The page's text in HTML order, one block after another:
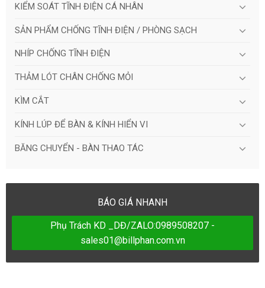
KIỂM SOÁT TĨNH ĐIỆN CÁ NHÂN
SẢN PHẨM CHỐNG TĨNH ĐIỆN / PHÒNG SẠCH
NHÍP CHỐNG TĨNH ĐIỆN
THẢM LÓT CHÂN CHỐNG MỎI
KÌM CẮT
KÍNH LÚP ĐỂ BÀN & KÍNH HIỂN VI
BĂNG CHUYỂN - BÀN THAO TÁC
BÁO GIÁ NHANH
Phụ Trách KD _DĐ/ZALO:0989508207 -
sales01@billphan.com.vn